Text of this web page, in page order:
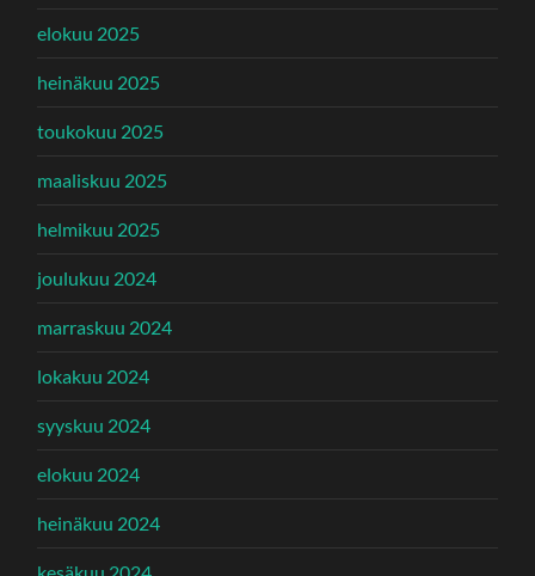
elokuu 2025
heinäkuu 2025
toukokuu 2025
maaliskuu 2025
helmikuu 2025
joulukuu 2024
marraskuu 2024
lokakuu 2024
syyskuu 2024
elokuu 2024
heinäkuu 2024
kesäkuu 2024